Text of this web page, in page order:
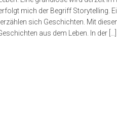
mich der Begriff Storytelling.
sich Geschichten. Mit
aus dem Leben. In der […]